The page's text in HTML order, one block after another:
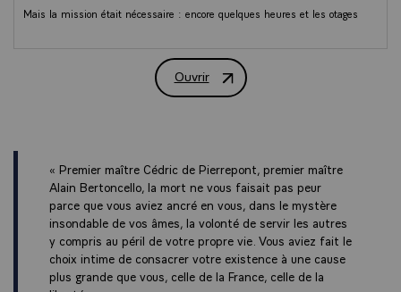
Mais la mission était nécessaire : encore quelques heures et les otages
Et je pense en cet instant à Sophie PETRONIN, toujours aux mains de
ces ravisseurs. Nous ne l’oublions pas, la France ne l'oublie pas.
Ceux qui attaquent un Français doivent savoir que jamais notre pays
ne plie, que toujours ils trouveront notre armée, ces unités d’élites, nos
alliés, sur leur chemin.
Et nous continuerons ainsi à lutter sans relâche contre le terrorisme, au
Sahel comme au Levant, et sur le sol français.
Ouvrir
Allocution d’Emmanuel Macron -
« Premier maître Cédric de Pierrepont, premier maître
Alain Bertoncello, la mort ne vous faisait pas peur
parce que vous aviez ancré en vous, dans le mystère
insondable de vos âmes, la volonté de servir les autres
y compris au péril de votre propre vie. Vous aviez fait le
choix intime de consacrer votre existence à une cause
plus grande que vous, celle de la France, celle de la